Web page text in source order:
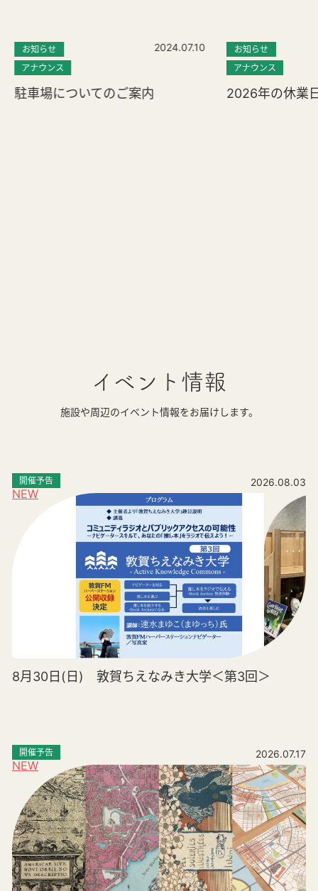
お知らせ
アナウンス
2024.07.10
駐車場についてのご案内
お知らせ
アナウンス
2026年の休業
イベント情報
施設や周辺のイベント情報をお届けします。
NEW
開催予告 2026.08.03
8月30日(日) 敦賀ちえなみき大学＜第3回＞
NEW
開催予告 2026.07.17